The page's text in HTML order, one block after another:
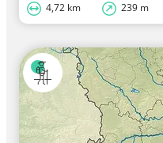
4,72 km 239 m